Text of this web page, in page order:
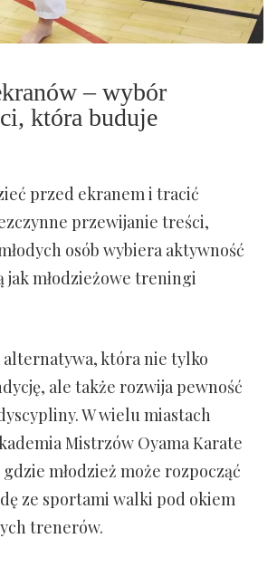
– wybór
która buduje
przed ekranem i tracić
przewijanie treści,
osób wybiera aktywność
jak młodzieżowe treningi
alternatywa, która nie tylko
ale także rozwija pewność
W wielu miastach
Mistrzów Oyama Karate
młodzież może rozpocząć
ze sportami walki pod okiem
trenerów.